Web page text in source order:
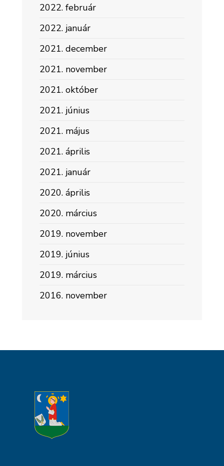
2022. február
2022. január
2021. december
2021. november
2021. október
2021. június
2021. május
2021. április
2021. január
2020. április
2020. március
2019. november
2019. június
2019. március
2016. november